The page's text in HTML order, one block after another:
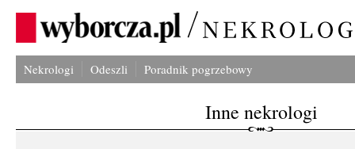
Nekrologi Odeszli Poradnik pogrzebowy
Inne nekrologi